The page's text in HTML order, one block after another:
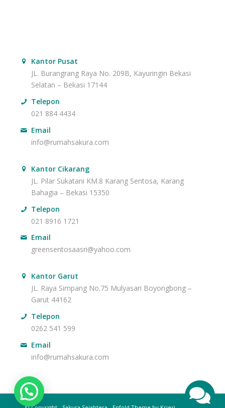
Kantor Pusat
JL. Burangrang Raya No. 209B, Kayuringin Bekasi
Selatan – Bekasi 17144
Telepon
021 884 4434
Email
info@rumahsakura.com
Kantor Cikarang
JL. Pilar Sukatani KM.8 Karang Sentosa, Karang
Bahagia – Bekasi 15350
Telepon
021 8916 1721
Email
greensentosaasri@yahoo.com
Kantor Garut
JL. Raya Simpang No.75 Mulyasari Boyongbong –
Garut 44162
Telepon
0262 541 599
Email
info@rumahsakura.com
Whatsapp